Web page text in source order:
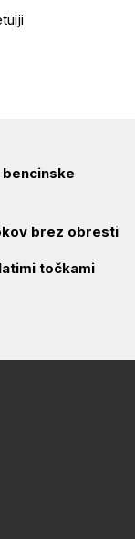
brez obresti
točkami